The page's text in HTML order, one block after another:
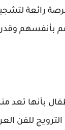
رائعة
بأنفسهم
بأنها تعد
للفن